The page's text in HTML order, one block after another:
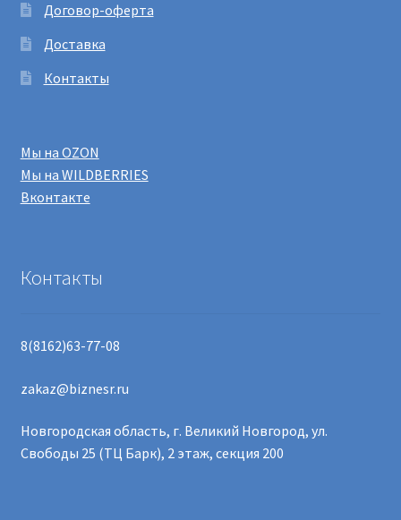
Договор-оферта
Доставка
Контакты
Мы на OZON
Мы на WILDBERRIES
Вконтакте
Контакты
8(8162)63-77-08
zakaz@biznesr.ru
Новгородская область, г. Великий Новгород, ул.
Свободы 25 (ТЦ Барк), 2 этаж, секция 200